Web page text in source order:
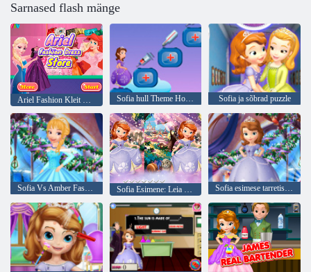
Sarnased flash mänge
Ariel Fashion Kleit Store Sofia hull Theme Hospital Sofia ja sõbrad puzzle
Sofia Vs Amber Fashion konkurss Sofia esimese tarretis mängu